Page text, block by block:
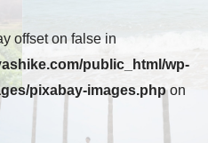
offset on false in
public_html/wp-
pixabay-images.phpon